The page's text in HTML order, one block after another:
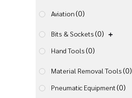
Aviation(0)
Bits & Sockets(0)
Hand Tools(0)
Material Removal Tools(0)
Pneumatic Equipment(0)